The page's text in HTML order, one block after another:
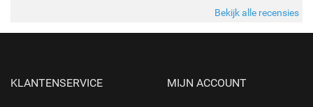
Bekijk alle recensies
KLANTENSERVICE MIJN ACCOUNT